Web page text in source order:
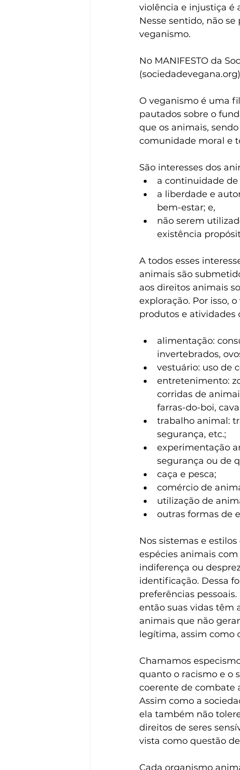
violência e injustiça é
Nesse sentido, não
veganismo.
No MANIFESTO da
(sociedadevegana.org)
O veganismo é uma
pautados sobre o
que os animais,
comunidade moral e
São interesses dos
a continuidade
a liberdade e
bem-estar; e,
não serem
existência
A todos esses
animais são
aos direitos animais
exploração. Por isso,
produtos e
alimentação:
invertebrados,
vestuário: uso de
entretenimento:
corridas de
farras-do-boi,
trabalho animal:
segurança, etc.;
experimentação
segurança ou de
caça e pesca;
comércio de
utilização de
outras formas de
Nos sistemas e
espécies animais
indiferença ou
identificação. Dessa
preferências
então suas vidas têm
animais que não
legítima, assim como
Chamamos
quanto o racismo e o
coerente de combate
Assim como a
ela também não
direitos de seres
vista como questão
Cada organismo